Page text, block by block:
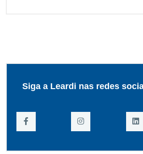
Siga a Leardi nas redes